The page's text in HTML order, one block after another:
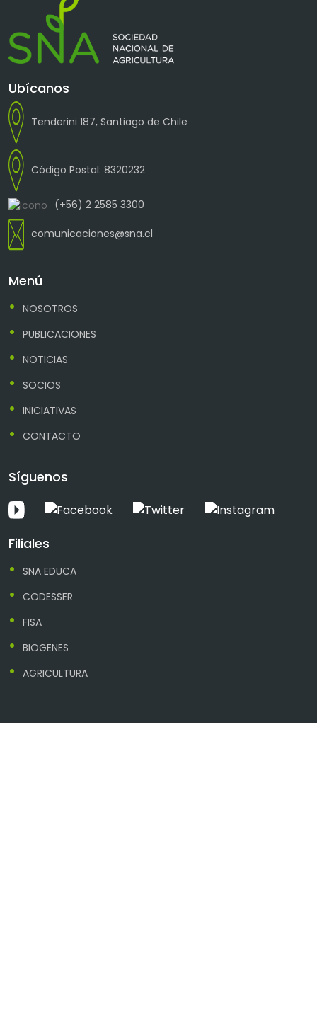
Ubícanos
Tenderini 187, Santiago de Chile
Código Postal: 8320232
(+56) 2 2585 3300
comunicaciones@sna.cl
Menú
NOSOTROS
PUBLICACIONES
NOTICIAS
SOCIOS
INICIATIVAS
CONTACTO
Síguenos
Filiales
SNA EDUCA
CODESSER
FISA
BIOGENES
AGRICULTURA